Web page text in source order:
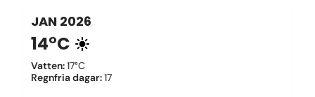
JAN 2026
14°C
Vatten:17°C
Regnfria dagar:17